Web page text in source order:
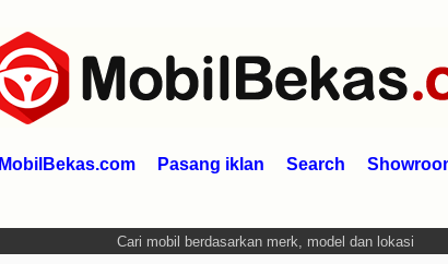
MobilBekas.com Pasang iklan Search
Cari mobil berdasarkan merk, model dan lokasi